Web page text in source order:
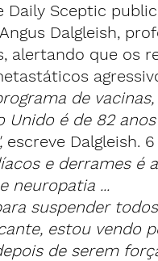
Daily Sceptic
Dalgleish,
alertando que os
de
Unido é de 82
escreve Dalgleish. 6
e derrames é
neuropatia ...
suspender
estou vendo
de serem